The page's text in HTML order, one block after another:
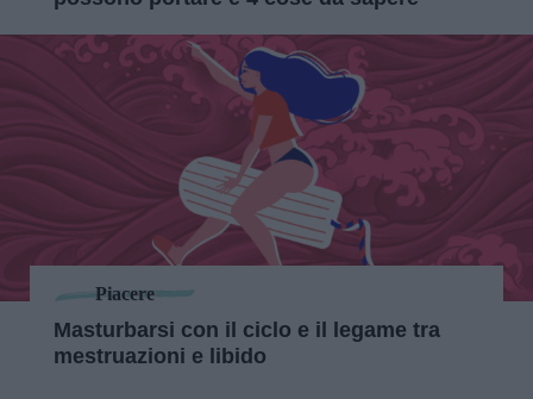
Piacere
Masturbarsi con il ciclo e il legame tra
mestruazioni e libido